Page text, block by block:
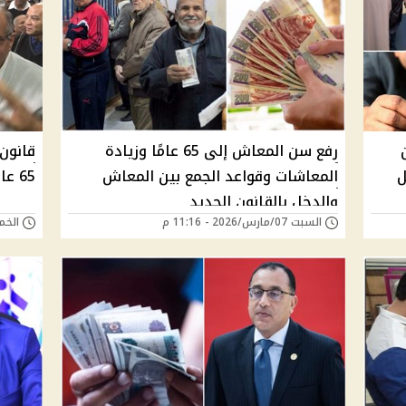
رفع سن المعاش إلى 65 عامًا وزيادة
المعاشات وقواعد الجمع بين المعاش
والدخل بالقانون الجديد
السبت 07/مارس/2026 - 11:16 م
65 عامًا تدريجيًا بداية من 2040
الخميس